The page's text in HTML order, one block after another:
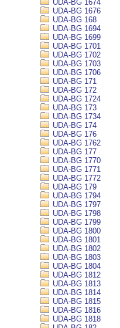
UDA-BG 1674
UDA-BG 1676
UDA-BG 168
UDA-BG 1694
UDA-BG 1699
UDA-BG 1701
UDA-BG 1702
UDA-BG 1703
UDA-BG 1706
UDA-BG 171
UDA-BG 172
UDA-BG 1724
UDA-BG 173
UDA-BG 1734
UDA-BG 174
UDA-BG 176
UDA-BG 1762
UDA-BG 177
UDA-BG 1770
UDA-BG 1771
UDA-BG 1772
UDA-BG 179
UDA-BG 1794
UDA-BG 1797
UDA-BG 1798
UDA-BG 1799
UDA-BG 1800
UDA-BG 1801
UDA-BG 1802
UDA-BG 1803
UDA-BG 1804
UDA-BG 1812
UDA-BG 1813
UDA-BG 1814
UDA-BG 1815
UDA-BG 1816
UDA-BG 1818